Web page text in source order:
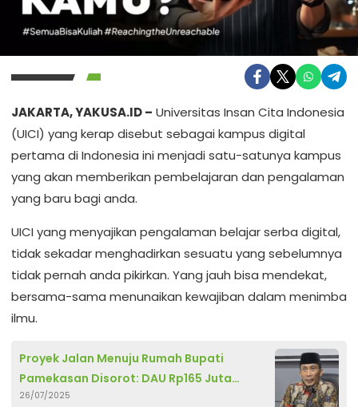
JAKARTA, YAKUSA.ID – Universitas Insan Cita Indonesia
(UICI) yang kerap disebut sebagai kampus digital
pertama di Indonesia ini menjadi satu-satunya kampus
yang akan memberikan pembelajaran dan pengalaman
yang baru bagi anda.
UICI yang menyajikan pengalaman belajar serba digital,
tidak sekadar menghadirkan sesuatu yang sebelumnya
tidak pernah anda pikirkan. Yang jauh bisa mendekat,
bersama-sama menunaikan kewajiban dalam menimba
ilmu.
Proyek Jalan Menuju Rumah Bupati
Pamekasan Disorot: DAU Rp165 Juta
Digunakan, PUPR Sebut Kewenangan TAPD
26/07/2025